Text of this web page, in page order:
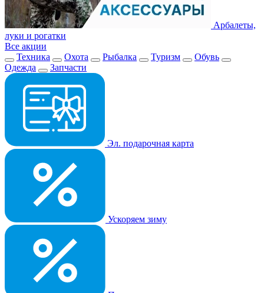
Арбалеты,
луки и рогатки
Все акции
Техника
Охота Рыбалка Туризм
Обувь
Одежда
Запчасти
Эл. подарочная карта
Ускоряем зиму